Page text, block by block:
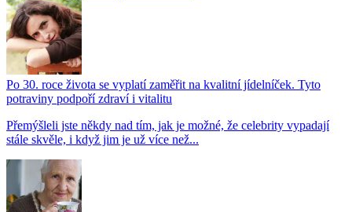
Po 30. roce života se vyplatí zaměřit na kvalitní jídelníček. Tyto
potraviny podpoří zdraví i vitalitu
Přemýšleli jste někdy nad tím, jak je možné, že celebrity vypadají
stále skvěle, i když jim je už více než...